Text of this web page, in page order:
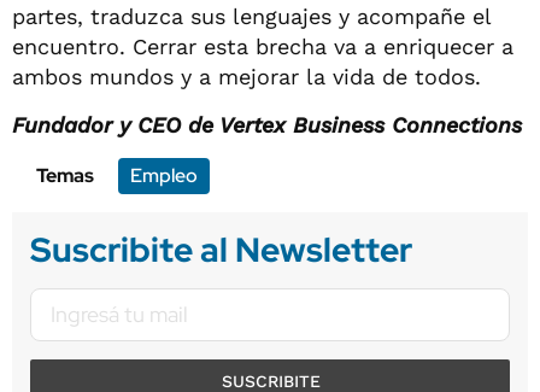
partes, traduzca sus lenguajes y acompañe el
encuentro. Cerrar esta brecha va a enriquecer a
ambos mundos y a mejorar la vida de todos.
Fundador y CEO de Vertex Business Connections
Temas
Empleo
Suscribite al Newsletter
SUSCRIBITE